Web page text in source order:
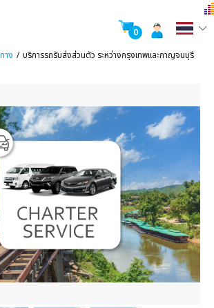
0
าง บริการรถรับส่งส่วนตัว ระหว่างกรุงเทพและกาญจนบุรี